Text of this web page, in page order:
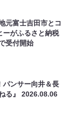
元富士吉田市とコ
ーがふるさと納税
受付開始
パンサー向井＆長
る』2026.08.06